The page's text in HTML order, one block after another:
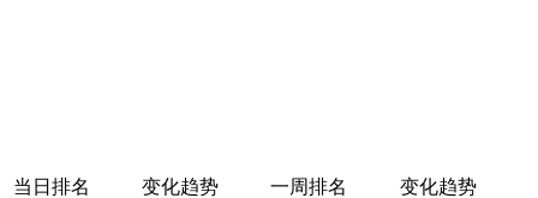
当日排名 变化趋势 一周排名
变化趋势